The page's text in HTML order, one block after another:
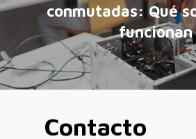
conmutadas: Qué
funcionan
Contacto